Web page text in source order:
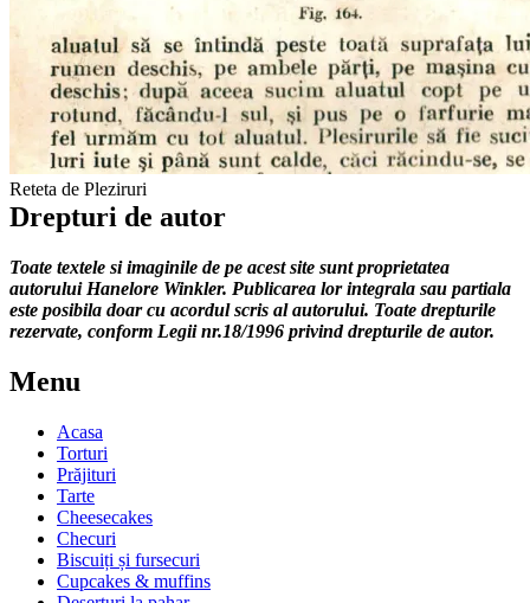
Reteta de Pleziruri
Drepturi de autor
Toate textele si imaginile de pe acest site sunt proprietatea
autorului Hanelore Winkler. Publicarea lor integrala sau partiala
este posibila doar cu acordul scris al autorului. Toate drepturile
rezervate, conform Legii nr.18/1996 privind drepturile de autor.
Menu
Acasa
Torturi
Prăjituri
Tarte
Cheesecakes
Checuri
Biscuiți și fursecuri
Cupcakes & muffins